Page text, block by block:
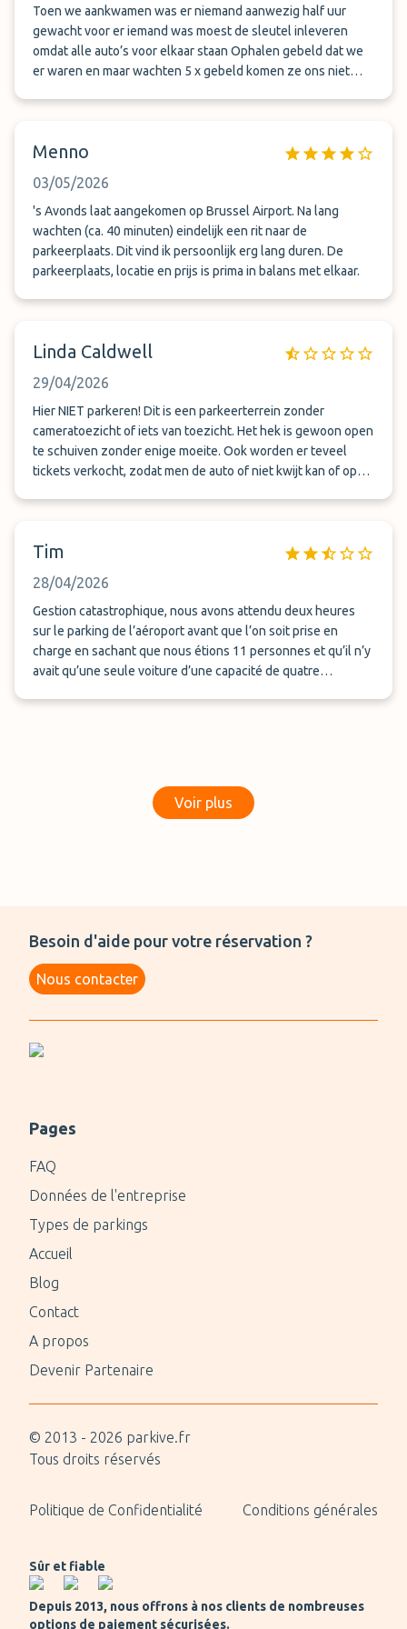
een incidenteel probleem: dit is structureel falen,
gecombineerd met slechte organisatie, gebrekkige
communicatie en een totaal gebrek aan zorg voor
eigendommen van klanten. Conclusie: absoluut geen
onbemande parking om 4 uur ‘s nachts moeten achterlaten.
No way! Net Google Translate aangeven dat we dit niet van
plan waren, de chauffeur sprak alleen Frans. Al met al, nooit
meer boeken.
Toen we aankwamen was er niemand aanwezig half uur
gewacht voor er iemand was moest de sleutel inleveren
omdat alle auto’s voor elkaar staan Ophalen gebeld dat we
er waren en maar wachten 5 x gebeld komen ze ons niet
Menno
03/05/2026
's Avonds laat aangekomen op Brussel Airport. Na lang
wachten (ca. 40 minuten) eindelijk een rit naar de
parkeerplaats. Dit vind ik persoonlijk erg lang duren. De
parkeerplaats, locatie en prijs is prima in balans met elkaar.
Linda Caldwell
29/04/2026
Hier NIET parkeren! Dit is een parkeerterrein zonder
cameratoezicht of iets van toezicht. Het hek is gewoon open
te schuiven zonder enige moeite. Ook worden er teveel
tickets verkocht, zodat men de auto of niet kwijt kan of op
moet wachten. Die 20 minuten variëren van 30 tot ruim 60
nauwelijks Nederlands of Engels, wel Frans en Arabisch. De
chauffeurs rijden als idioten (er wordt over de 100 gereden
waar 30 km/u is toegestaan) in dure auto's. Ik parkeer hier
echt nooit meer, heb 2 sterren gegeven omdat ik erg blij ben
dat mijn auto zonder schade is gebleven.
Tim
28/04/2026
Gestion catastrophique, nous avons attendu deux heures
sur le parking de l’aéroport avant que l’on soit prise en
charge en sachant que nous étions 11 personnes et qu’il n’y
avait qu’une seule voiture d’une capacité de quatre
Voir plus
Besoin d'aide pour votre réservation ?
Nous contacter
Pages
FAQ
Données de l'entreprise
Types de parkings
Accueil
Blog
Contact
A propos
Devenir Partenaire
© 2013 - 2026 parkive.fr
Tous droits réservés
Politique de Confidentialité Conditions générales
Sûr et fiable
Depuis 2013, nous offrons à nos clients de nombreuses
options de paiement sécurisées.